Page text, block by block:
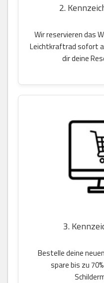
2.
Wir reservieren das
Leichtkraftrad sofort
dir deine
3.
Bestelle deine
spare bis zu